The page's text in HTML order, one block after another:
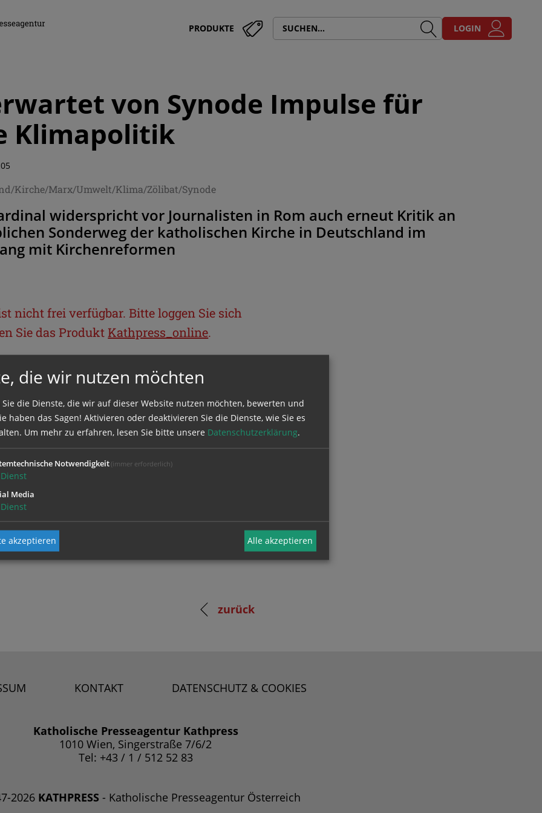
PRODUKTE LOGIN
von Synode Impulse für
Klimapolitik
Kirche/Marx/Umwelt/Klima/Zölibat/Synode
widerspricht vor Journalisten in Rom auch erneut Kritik an
Sonderweg der katholischen Kirche in Deutschland im
mit Kirchenreformen
nicht frei verfügbar. Bitte loggen Sie sich
Sie das Produkt Kathpress_online.
sich mit Ihrem Benutzernamen und
zurück
KONTAKT DATENSCHUTZ & COOKIES
Katholische Presseagentur Kathpress
1010 Wien, Singerstraße 7/6/2
Tel: +43 / 1 / 512 52 83
2026 KATHPRESS - Katholische Presseagentur Österreich
die wir nutzen möchten
Sie die Dienste, die wir auf dieser Website nutzen möchten, bewerten und
haben das Sagen! Aktivieren oder deaktivieren Sie die Dienste, wie Sie es
Um mehr zu erfahren, lesen Sie bitte unsere Datenschutzerklärung.
Notwendigkeit (immer erforderlich)
Dienst
Media
Dienst
akzeptieren Alle akzeptieren